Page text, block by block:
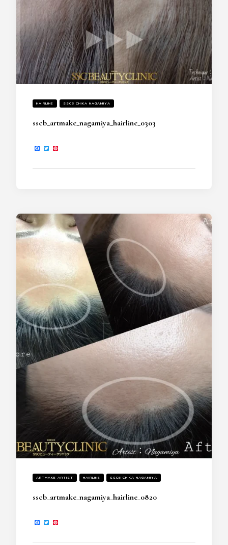
HAIRLINE SSCB CHIKA NAGAMIYA
sscb_artmake_nagamiya_hairline_0303
Facebook
Twitter
ARTMAKE ARTIST HAIRLINE SSCB CHIKA NAGAMIYA
sscb_artmake_nagamiya_hairline_0820
Facebook
Twitter